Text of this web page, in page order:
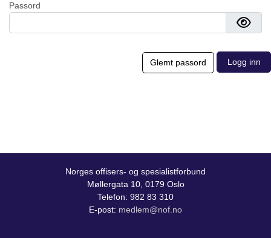
Passord
Norges offisers- og spesialistforbund
Møllergata 10, 0179 Oslo
Telefon: 982 83 310
E-post: medlem@nof.no